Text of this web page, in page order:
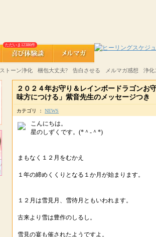
ただいま12386件
ストーン浄化 梱包大丈夫? 告白させる メルマガ感想 浄化
２０２４年お守り＆レインボードラゴンお
味方につける」紫音先生のメッセージつき
カテゴリ ：NEWS
こんにちは。
星のしずくです。(*＾-＾*)
まもなく１２月をむかえ
１年の締めくくりとなる１か月が始まります。
１２月は雪見月、雪待月ともいわれます。
古来より雪は豊作のしるし。
雪見の宴も催されたようですよ。